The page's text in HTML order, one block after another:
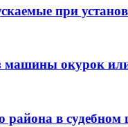
при
окурок
в судебном